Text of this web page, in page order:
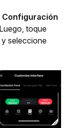
Configuración